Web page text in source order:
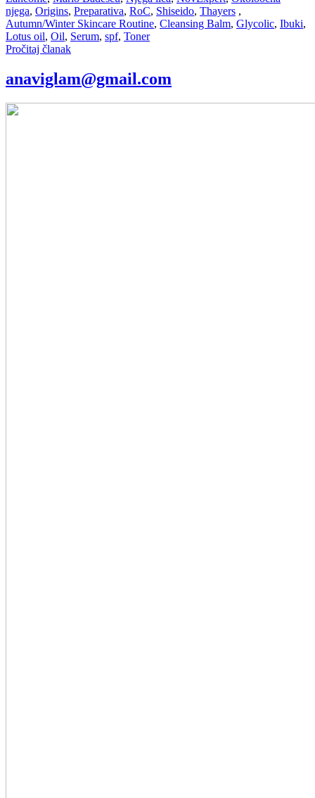
njega, Origins, Preparativa, RoC, Shiseido, Thayers ,
Autumn/Winter Skincare Routine, Cleansing Balm, Glycolic, Ibuki,
Lotus oil, Oil, Serum, spf, Toner
Pročitaj članak
anaviglam@gmail.com